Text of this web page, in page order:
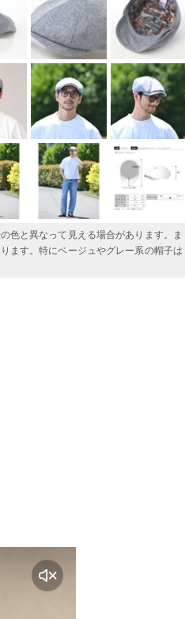
色と異なって見える場合があります。ま
ます。特にベージュやグレー系の帽子は